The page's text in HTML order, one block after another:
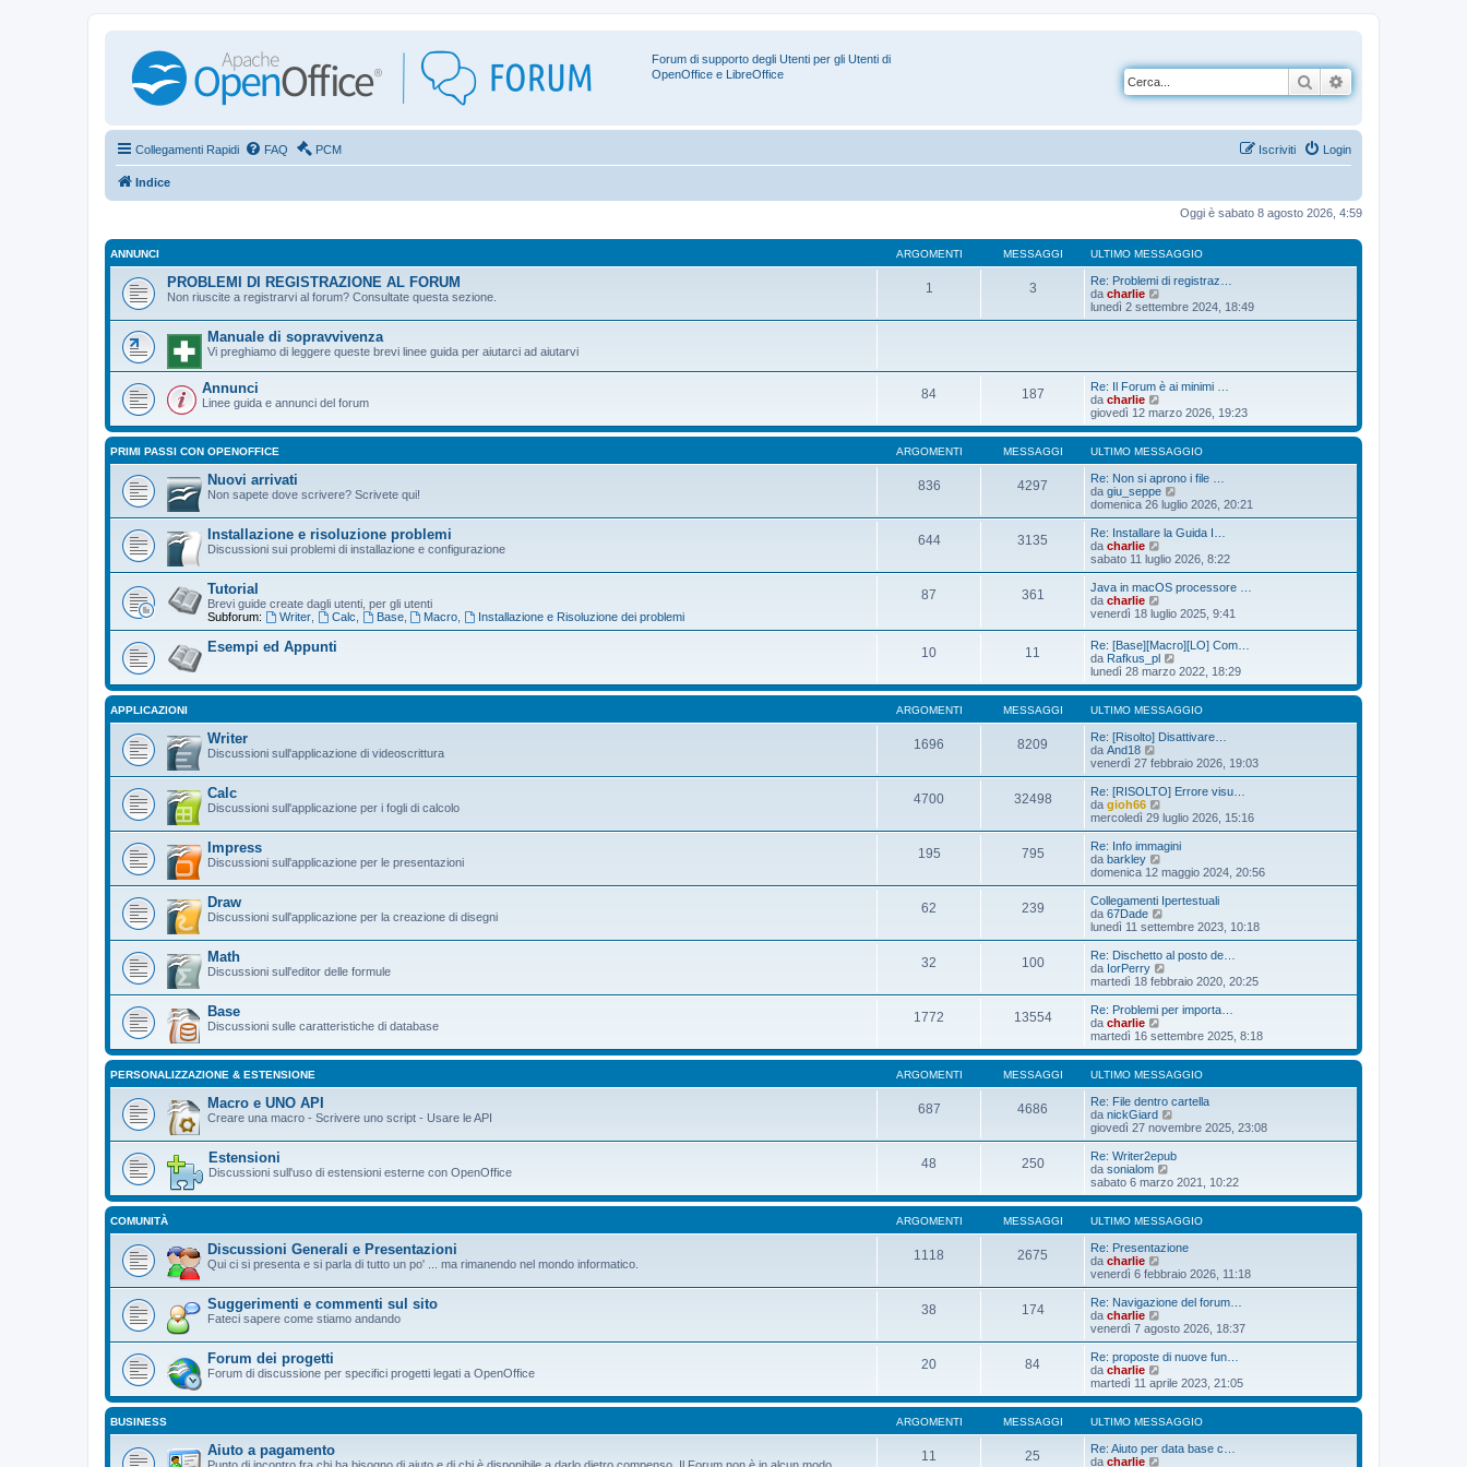
Forum di supporto degli Utenti per gli Utenti di
OpenOffice e LibreOffice
Cerca
Collegamenti Rapidi FAQ PCM Login
Iscriviti
Indice
Oggi è sabato 8 agosto 2026, 4:59
ANNUNCI ARGOMENTI MESSAGGI ULTIMO MESSAGGIO
PROBLEMI DI REGISTRAZIONE AL FORUM
Non riuscite a registrarvi al forum? Consultate questa sezione.
1 3
Re: Problemi di registraz…
da charlie
e
d
t
i
o
m
e
s
s
a
g
g
i
o
lunedì 2 settembre 2024, 18:49
Manuale di sopravvivenza
Vi preghiamo di leggere queste brevi linee guida per aiutarci ad aiutarvi
Annunci
Linee guida e annunci del forum
84 187
Re: Il Forum è ai minimi …
da charlie
e
d
i
u
l
t
i
m
o
m
s
a
g
g
i
o
giovedì 12 marzo 2026, 19:23
PRIMI PASSI CON OPENOFFICE ARGOMENTI MESSAGGI ULTIMO MESSAGGIO
Nuovi arrivati
Non sapete dove scrivere? Scrivete qui!
836 4297
Re: Non si aprono i file …
da giu_seppe
e
d
i
l
m
o
m
e
s
a
g
g
i
o
domenica 26 luglio 2026, 20:21
Installazione e risoluzione problemi
Discussioni sui problemi di installazione e configurazione
644 3135
Re: Installare la Guida I…
da charlie
e
d
i
l
t
i
m
o
m
e
s
a
g
i
o
sabato 11 luglio 2026, 8:22
Tutorial
Brevi guide create dagli utenti, per gli utenti
Subforum:
Writer, Calc Base, Macro Installazione e Risoluzione dei problemi
87 361
Java in macOS processore …
da charlie
e
u
t
i
m
o
m
e
s
s
a
g
i
o
venerdì 18 luglio 2025, 9:41
Esempi ed Appunti 10 11
Re: [Base][Macro][LO] Com…
da Rafkus_pl
e
d
i
u
l
t
m
o
m
s
s
a
g
i
lunedì 28 marzo 2022, 18:29
APPLICAZIONI ARGOMENTI MESSAGGI ULTIMO MESSAGGIO
Writer
Discussioni sull'applicazione di videoscrittura
1696 8209
Re: [Risolto] Disattivare…
da And18
e
d
i
u
l
m
o
m
s
s
a
g
g
i
o
venerdì 27 febbraio 2026, 19:03
Calc
Discussioni sull'applicazione per i fogli di calcolo
4700 32498
Re: [RISOLTO] Errore visu…
da gioh66
e
d
i
u
l
i
m
o
m
s
s
a
g
g
o
mercoledì 29 luglio 2026, 15:16
Impress
Discussioni sull'applicazione per le presentazioni
195 795
Re: Info immagini
da barkley
e
d
i
u
l
m
o
m
s
a
g
i
domenica 12 maggio 2024, 20:56
Draw
Discussioni sull'applicazione per la creazione di disegni
62 239
Collegamenti Ipertestuali
da 67Dade
e
d
u
l
m
o
m
e
s
s
g
g
i
lunedì 11 settembre 2023, 10:18
Math
Discussioni sull'editor delle formule
32 100
Re: Dischetto al posto de…
da IorPerry
e
d
i
l
i
m
o
m
e
s
a
g
g
i
o
martedì 18 febbraio 2020, 20:25
Base
Discussioni sulle caratteristiche di database
1772 13554
Re: Problemi per importa…
da charlie
e
d
i
u
l
t
i
m
o
m
e
s
a
g
g
i
martedì 16 settembre 2025, 8:18
PERSONALIZZAZIONE & ESTENSIONE ARGOMENTI MESSAGGI ULTIMO MESSAGGIO
Macro e UNO API
Creare una macro - Scrivere uno script - Usare le API
687 4686
Re: File dentro cartella
da nickGiard
e
d
i
i
m
o
m
s
g
i
giovedì 27 novembre 2025, 23:08
Estensioni
Discussioni sull'uso di estensioni esterne con OpenOffice
48 250
Re: Writer2epub
da sonialom
e
d
i
u
l
t
m
o
m
s
a
g
g
i
o
sabato 6 marzo 2021, 10:22
COMUNITÀ ARGOMENTI MESSAGGI ULTIMO MESSAGGIO
Discussioni Generali e Presentazioni
Qui ci si presenta e si parla di tutto un po' ... ma rimanendo nel mondo informatico.
1118 2675
Re: Presentazione
da charlie
e
d
i
l
m
o
m
e
s
s
a
g
venerdì 6 febbraio 2026, 11:18
Suggerimenti e commenti sul sito
Fateci sapere come stiamo andando
38 174
Re: Navigazione del forum…
da charlie
e
d
i
l
i
m
o
m
venerdì 7 agosto 2026, 18:37
Forum dei progetti
Forum di discussione per specifici progetti legati a OpenOffice
20 84
Re: proposte di nuove fun…
da charlie
e
d
i
u
l
t
martedì 11 aprile 2023, 21:05
BUSINESS ARGOMENTI MESSAGGI ULTIMO MESSAGGIO
Aiuto a pagamento
Punto di incontro fra chi ha bisogno di aiuto e di chi è disponibile a darlo dietro compenso. Il Forum non è in alcun modo
11 25
Re: Aiuto per data base c…
da charlie